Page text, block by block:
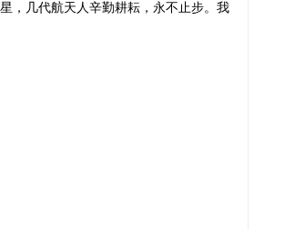
，几代航天人辛勤耕耘，永不止步。我